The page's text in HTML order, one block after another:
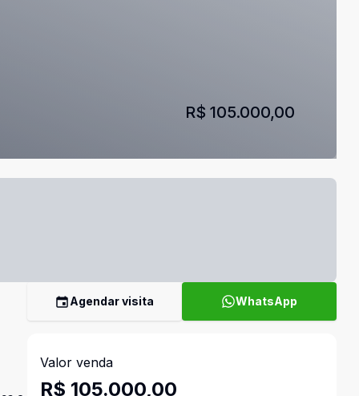
R$ 105.000,00
Agendar visita WhatsApp
Valor venda
R$ 105.000,00